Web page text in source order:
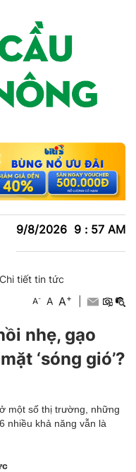
9/8/2026 9 : 57 AM
TRỌT CHĂN NUÔI
Chi tiết tin tức
A- A A+
nhẹ, gạo
‘sóng gió’?
một số thị trường, những
nhiều khả năng vẫn là